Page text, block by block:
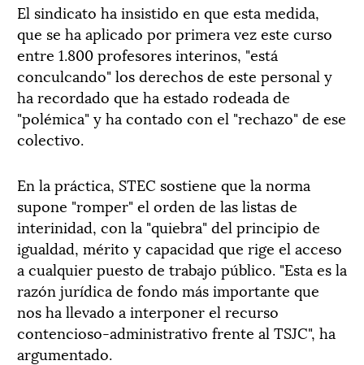
El sindicato ha insistido en que esta medida,
que se ha aplicado por primera vez este curso
entre 1.800 profesores interinos, "está
conculcando" los derechos de este personal y
ha recordado que ha estado rodeada de
"polémica" y ha contado con el "rechazo" de ese
colectivo.
En la práctica, STEC sostiene que la norma
supone "romper" el orden de las listas de
interinidad, con la "quiebra" del principio de
igualdad, mérito y capacidad que rige el acceso
a cualquier puesto de trabajo público. "Esta es la
razón jurídica de fondo más importante que
nos ha llevado a interponer el recurso
contencioso-administrativo frente al TSJC", ha
argumentado.